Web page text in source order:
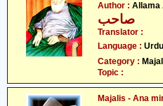
Author : Allama
صاحب
Translator :
Language : Urdu
Category :
Topic :
Majalis - Ana